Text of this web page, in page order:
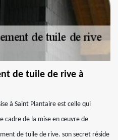
de tuile de rive à
à Saint Plantaire est celle qui
cadre de la mise en œuvre de
de tuile de rive. son secret réside